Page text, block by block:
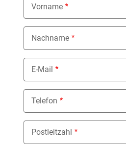
Vorname
Nachname
E-Mail
Telefon
Postleitzahl